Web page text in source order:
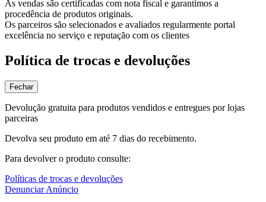
As vendas são certificadas com nota fiscal e garantimos a
procedência de produtos originais.
Os parceiros são selecionados e avaliados regularmente portal
excelência no serviço e reputação com os clientes
Política de trocas e devoluções
Fechar
Devolução gratuita para produtos vendidos e entregues por lojas
parceiras
Devolva seu produto em até 7 dias do recebimento.
Para devolver o produto consulte:
Políticas de trocas e devoluções
Denunciar Anúncio